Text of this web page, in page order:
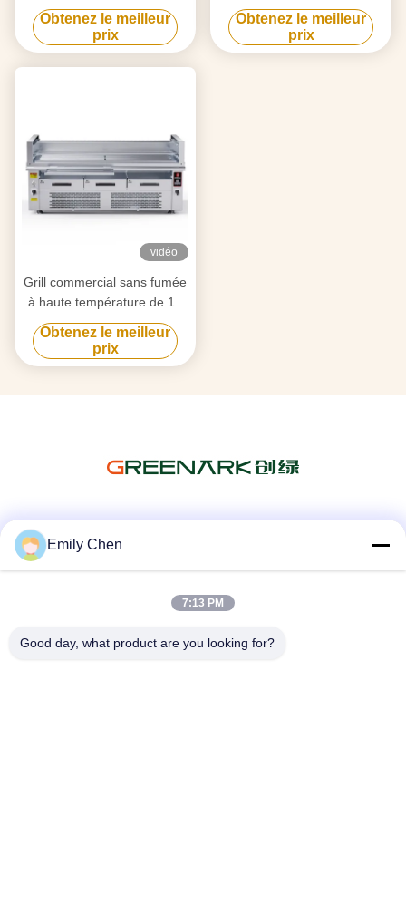
élevée, cuisson à 3 zones
Obtenez le meilleur
prix
indépendant à 800 °C
Obtenez le meilleur
prix
vidéo
Grill commercial sans fumée
à haute température de 15
kW
Obtenez le meilleur
prix
Emily Chen
7:13 PM
Good day, what product are you looking for?